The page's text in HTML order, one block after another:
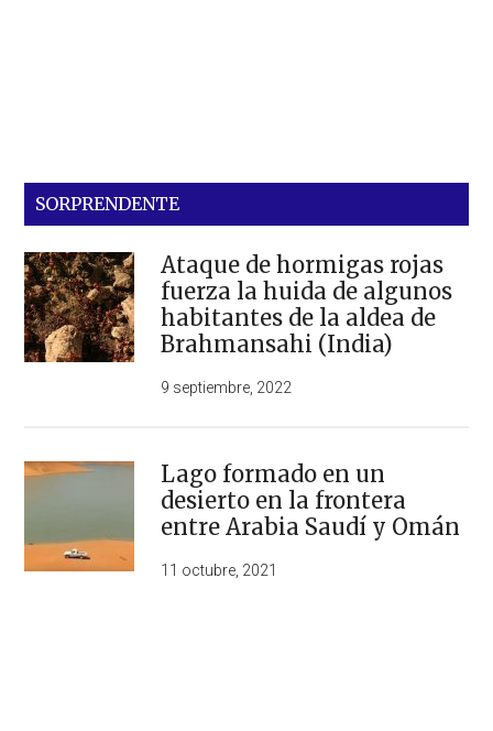
SORPRENDENTE
Ataque de hormigas rojas
fuerza la huida de algunos
habitantes de la aldea de
Brahmansahi (India)
9 septiembre, 2022
Lago formado en un
desierto en la frontera
entre Arabia Saudí y Omán
11 octubre, 2021